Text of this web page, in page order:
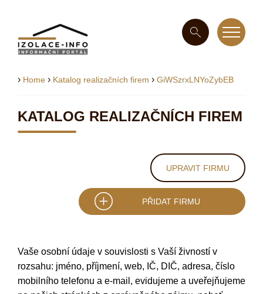
› Home › Katalog realizačních firem › GiWSzrxLNYoZybEB
KATALOG REALIZAČNÍCH FIREM
UPRAVIT FIRMU
PŘIDAT FIRMU
Vaše osobní údaje v souvislosti s Vaší živností v
rozsahu: jméno, příjmení, web, IČ, DIČ, adresa, číslo
mobilního telefonu a e-mail, evidujeme a uveřejňujeme